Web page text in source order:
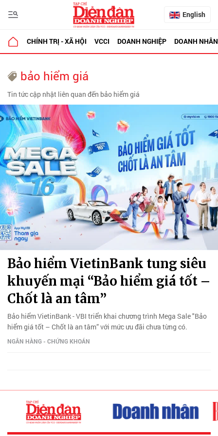
English
CHÍNH TRỊ - XÃ HỘI VCCI DOANH NGHIỆP DOANH NHÂN
bảo hiểm giá
Tin tức cập nhật liên quan đến bảo hiểm giá
Bảo hiểm VietinBank tung siêu
khuyến mại “Bảo hiểm giá tốt –
Chốt là an tâm”
Bảo hiểm VietinBank - VBI triển khai chương trình Mega Sale "Bảo
hiểm giá tốt – Chốt là an tâm” với mức ưu đãi chưa từng có.
NGÂN HÀNG - CHỨNG KHOÁN